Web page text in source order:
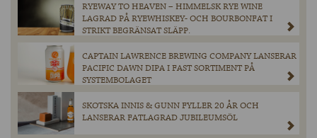
RYEWAY TO HEAVEN – HIMMELSK RYE WINE
LAGRAD PÅ RYEWHISKEY- OCH BOURBONFAT I
STRIKT BEGRÄNSAT SLÄPP.
CAPTAIN LAWRENCE BREWING COMPANY LANSERAR
PACIFIC DAWN DIPA I FAST SORTIMENT PÅ
SYSTEMBOLAGET
SKOTSKA INNIS & GUNN FYLLER 20 ÅR OCH
LANSERAR FATLAGRAD JUBILEUMSÖL